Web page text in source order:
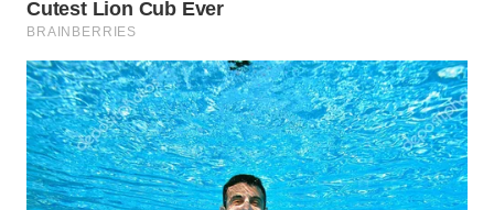
NIAS
WN
LANGKAT
WN
TAPANULI
SELATAN